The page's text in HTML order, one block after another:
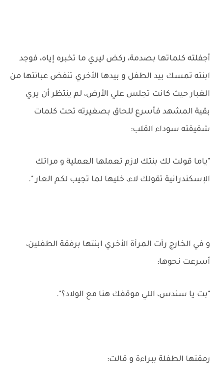
أجفلته كلماتها بصدمة، ركض ليري ما تخبره إياه، فوجد
ابنته تمسك بيد الطفل و بيدها الأخري تنفض عبائتها من
الغبار حيث كانت تجلس علي الأرض، لم ينتظر أن يري
بقية المشهد فأسرع للحاق بصغيرته تحت كلمات
شقيقته سوداء القلب:
"ياما قولت لك بنتك لازم تعملها العملية و مراتك
الإسكندرانية تقولك لاء، خليها لما تجيب لكم العار ".
و في الخارج رأت المرأة الأخري ابنتها برفقة الطفلين،
أسرعت نحوها:
"بت يا سندس، اللي موقفك هنا مع الولاد؟".
رمقتها الطفلة ببراءة و قالت: